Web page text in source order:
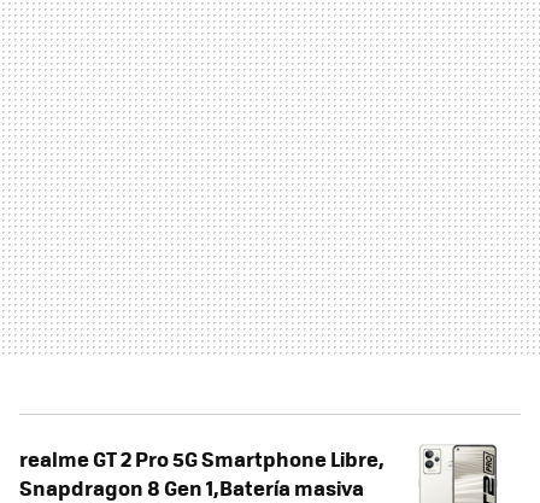
realme GT 2 Pro 5G Smartphone Libre,
Snapdragon 8 Gen 1,Batería masiva